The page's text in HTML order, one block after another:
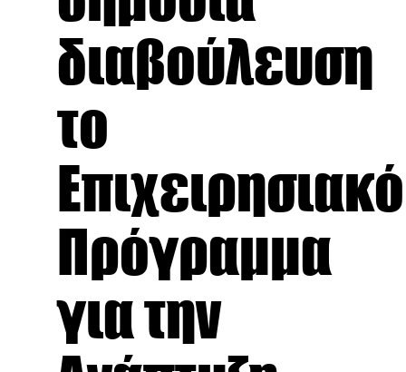
διαβούλευση
το
Επιχειρησιακό
Πρόγραμμα
για την